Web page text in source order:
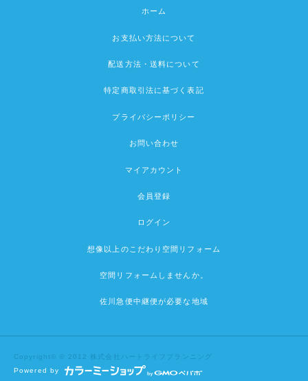
ホーム
お支払い方法について
配送方法・送料について
特定商取引法に基づく表記
プライバシーポリシー
お問い合わせ
マイアカウント
会員登録
ログイン
想像以上のこだわり空間リフォーム
空間リフォームしませんか。
佐川急便中継便が必要な地域
Copyright© © 2012 株式会社ハートライフプランニング
Powered by